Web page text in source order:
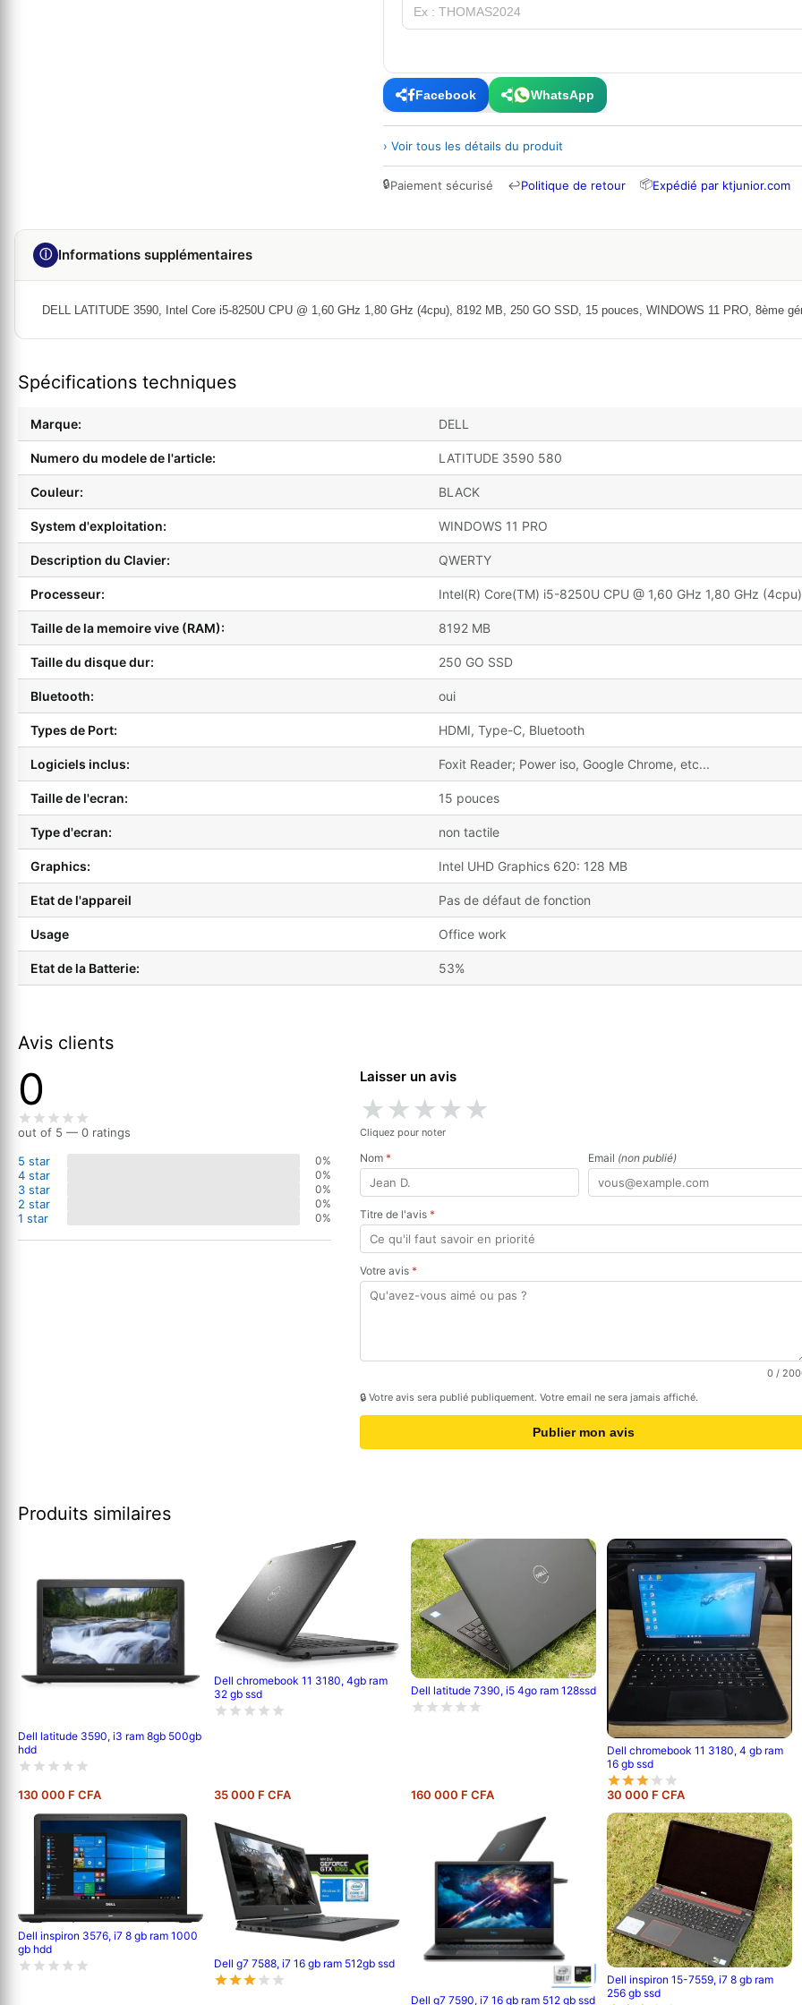
Facebook WhatsApp
› Voir tous les détails du produit
🔒Paiement sécurisé ↩Politique de retour 📦Expédié par ktjunior.com
ⓘ Informations supplémentaires
DELL LATITUDE 3590, Intel Core i5-8250U CPU @ 1,60 GHz 1,80 GHz (4cpu), 8192 MB, 250 GO SSD, 15 pouces, WINDOWS 11 PRO, 8ème
Spécifications techniques
Marque: DELL
Numero du modele de l'article: LATITUDE 3590 580
Couleur: BLACK
System d'exploitation: WINDOWS 11 PRO
Description du Clavier: QWERTY
Processeur: Intel(R) Core(TM) i5-8250U CPU @ 1,60 GHz 1,80 GHz (4cpu)
Taille de la memoire vive (RAM): 8192 MB
Taille du disque dur: 250 GO SSD
Bluetooth: oui
Types de Port: HDMI, Type-C, Bluetooth
Logiciels inclus: Foxit Reader; Power iso, Google Chrome, etc...
Taille de l'ecran: 15 pouces
Type d'ecran: non tactile
Graphics: Intel UHD Graphics 620: 128 MB
Etat de l'appareil Pas de défaut de fonction
Usage Office work
Etat de la Batterie: 53%
Avis clients
0
out of 5 — 0 ratings
5 star
0%
4 star 0%
3 star 0%
2 star 0%
1 star 0%
Laisser un avis
★★★★★
Cliquez pour noter
Nom * Email (non publié)
Titre de l'avis *
Votre avis *
0 /
🔒 Votre avis sera publié publiquement. Votre email ne sera jamais affiché.
Publier mon avis
Produits similaires
Dell latitude 3590, i3 ram 8gb 500gb
hdd
130 000 F CFA
Dell chromebook 11 3180, 4gb ram
32 gb ssd
35 000 F CFA
Dell latitude 7390, i5 4go ram 128ssd
160 000 F CFA
Dell chromebook 11 3180, 4 gb ram
16 gb ssd
30 000 F CFA
Dell inspiron 3576, i7 8 gb ram 1000
gb hdd
Dell g7 7588, i7 16 gb ram 512gb ssd
Dell g7 7590, i7 16 gb ram 512 gb ssd
Dell inspiron 15-7559, i7 8 gb ram
256 gb ssd